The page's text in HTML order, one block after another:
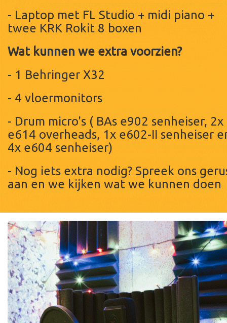
- Laptop met FL Studio + midi piano +
twee KRK Rokit 8 boxen
Wat kunnen we extra voorzien?
- 1 Behringer X32
- 4 vloermonitors
- Drum micro's ( BAs e902 senheiser, 2x
e614 overheads, 1x e602-II senheiser
4x e604 senheiser)
- Nog iets extra nodig? Spreek ons
aan en we kijken wat we kunnen doen